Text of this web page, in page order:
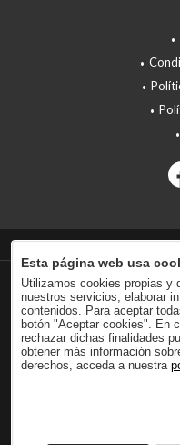
Esta página web usa
Utilizamos cookies propias y
nuestros servicios, elaborar
contenidos. Para aceptar
botón "Aceptar cookies". En
rechazar dichas finalidades
obtener más información
derechos, acceda a nuestra